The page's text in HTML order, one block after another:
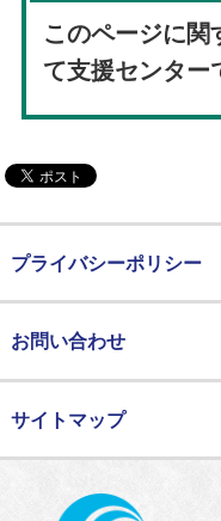
このページに関
て支援センター
プライバシーポリシー
お問い合わせ
サイトマップ